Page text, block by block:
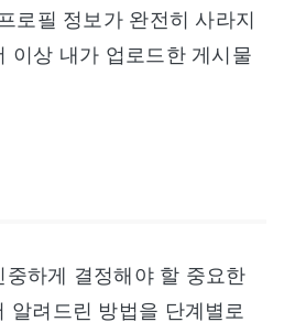
로필 정보가 완전히 사라지
이상 내가 업로드한 게시물
하게 결정해야 할 중요한
알려드린 방법을 단계별로